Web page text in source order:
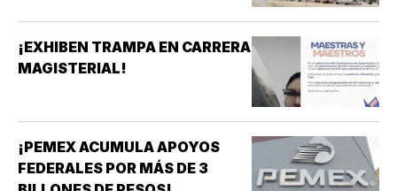
¡EXHIBEN TRAMPA EN CARRERA
MAGISTERIAL!
¡PEMEX ACUMULA APOYOS
FEDERALES POR MÁS DE 3